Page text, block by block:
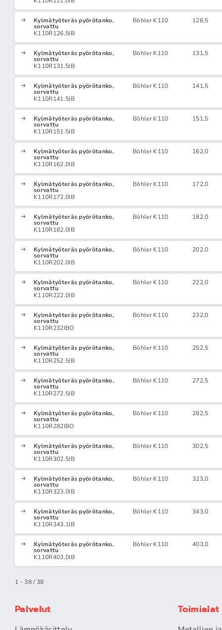
Kylmätyöteräs pyörötanko,
sorvattu
K110R126.5IB
Böhler K110 126,5
Kylmätyöteräs pyörötanko,
sorvattu
K110R131.5IB
Böhler K110 131,5
Kylmätyöteräs pyörötanko,
sorvattu
K110R141.5IB
Böhler K110 141,5
Kylmätyöteräs pyörötanko,
sorvattu
K110R151.5IB
Böhler K110 151,5
Kylmätyöteräs pyörötanko,
sorvattu
K110R162.0IB
Böhler K110 162,0
Kylmätyöteräs pyörötanko,
sorvattu
K110R172.0IB
Böhler K110 172,0
Kylmätyöteräs pyörötanko,
sorvattu
K110R182.0IB
Böhler K110 182,0
Kylmätyöteräs pyörötanko,
sorvattu
K110R202.0IB
Böhler K110 202,0
Kylmätyöteräs pyörötanko,
sorvattu
K110R222.0IB
Böhler K110 222,0
Kylmätyöteräs pyörötanko,
sorvattu
K110R232IBO
Böhler K110 232,0
Kylmätyöteräs pyörötanko,
sorvattu
K110R252.5IB
Böhler K110 252,5
Kylmätyöteräs pyörötanko,
sorvattu
K110R272.5IB
Böhler K110 272,5
Kylmätyöteräs pyörötanko,
sorvattu
K110R282IBO
Böhler K110 282,5
Kylmätyöteräs pyörötanko,
sorvattu
K110R302.5IB
Böhler K110 302,5
Kylmätyöteräs pyörötanko,
sorvattu
K110R323.0IB
Böhler K110 323,0
Kylmätyöteräs pyörötanko,
sorvattu
K110R343.1IB
Böhler K110 343,0
Kylmätyöteräs pyörötanko,
sorvattu
K110R403.0IB
Böhler K110 403,0
1 - 38 / 38
Palvelut Toimialat